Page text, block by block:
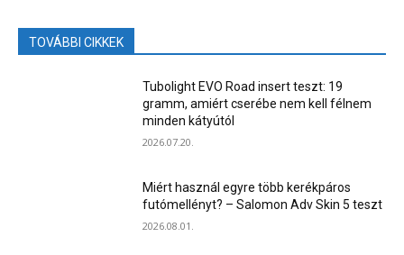
TOVÁBBI CIKKEK
Tubolight EVO Road insert teszt: 19
gramm, amiért cserébe nem kell félnem
minden kátyútól
2026.07.20.
Miért használ egyre több kerékpáros
futómellényt? – Salomon Adv Skin 5 teszt
2026.08.01.